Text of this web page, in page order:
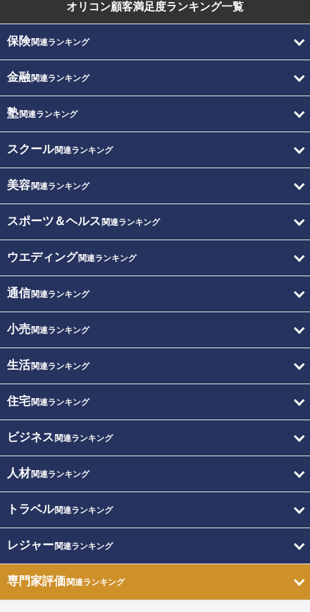
オリコン顧客満足度ランキング一覧
保険関連ランキング
金融関連ランキング
塾関連ランキング
スクール関連ランキング
美容関連ランキング
スポーツ＆ヘルス 関連ランキング
ウエディング関連ランキング
通信関連ランキング
小売関連ランキング
生活関連ランキング
住宅関連ランキング
ビジネス 関連ランキング
人材関連ランキング
トラベル関連ランキング
レジャー関連ランキング
専門家評価関連ランキング